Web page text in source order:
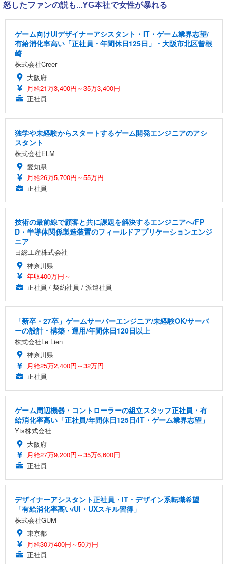
怒したファンの説も...YG本社で女性が暴れる
ゲーム向けUIデザイナーアシスタント・IT・ゲーム業界志望/
有給消化率高い「正社員・年間休日125日」・大阪市北区曾根
崎
株式会社Creer
大阪府
月給21万3,400円～35万3,400円
正社員
独学や未経験からスタートするゲーム開発エンジニアのアシ
スタント
株式会社ELM
愛知県
月給26万5,700円～55万円
正社員
技術の最前線で顧客と共に課題を解決するエンジニアへ/FP
D・半導体関係製造装置のフィールドアプリケーションエンジ
ニア
日総工産株式会社
神奈川県
年収400万円～
正社員 / 契約社員 / 派遣社員
「新卒・27卒」ゲームサーバーエンジニア/未経験OK/サーバ
ーの設計・構築・運用/年間休日120日以上
株式会社Le Lien
神奈川県
月給25万2,400円～32万円
正社員
ゲーム周辺機器・コントローラーの組立スタッフ正社員・有
給消化率高い「正社員/年間休日125日/IT・ゲーム業界志望」
Yts株式会社
大阪府
月給27万9,200円～35万6,600円
正社員
デザイナーアシスタント正社員・IT・デザイン系転職希望
「有給消化率高い/UI・UXスキル習得」
株式会社GUM
東京都
月給30万400円～50万円
正社員